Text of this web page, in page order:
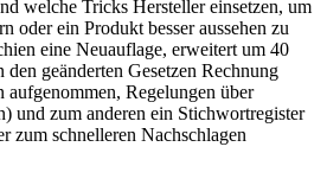
welche Tricks Hersteller einsetzen, um
oder ein Produkt besser aussehen zu
eine Neuauflage, erweitert um 40
den geänderten Gesetzen Rechnung
aufgenommen, Regelungen über
und zum anderen ein Stichwortregister
zum schnelleren Nachschlagen